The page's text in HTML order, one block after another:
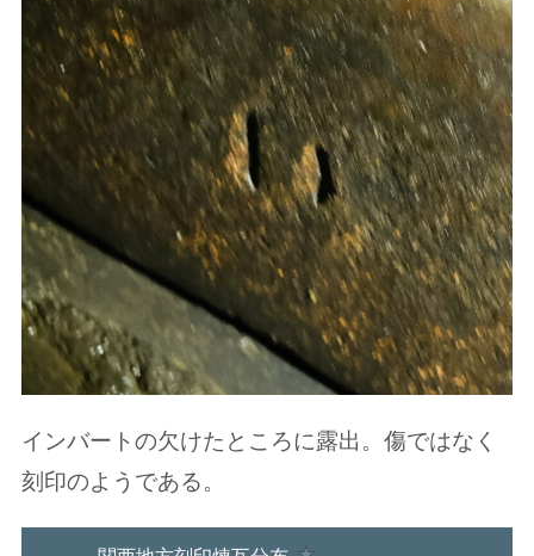
インバートの欠けたところに露出。傷ではなく
刻印のようである。